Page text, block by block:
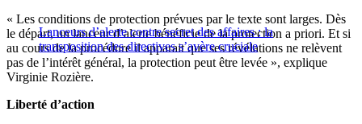
Lanceurs d’alerte contre secret des affaires : la
transposition des directives s’avère cruciale
« Les conditions de protection prévues par le texte sont larges. Dès
le départ, un lanceur d’alerte bénéficie de la protection a priori. Et si
au cours de la procédure il apparait que ses révélations ne relèvent
pas de l’intérêt général, la protection peut être levée », explique
Virginie Rozière.
Liberté d’action